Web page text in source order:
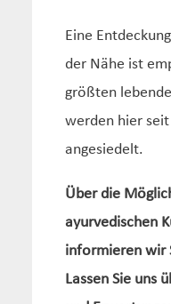
Eine
der Nähe ist
größten
werden hier
angesiedelt.
Über die
ayurvedischen
informieren wir
Lassen Sie uns